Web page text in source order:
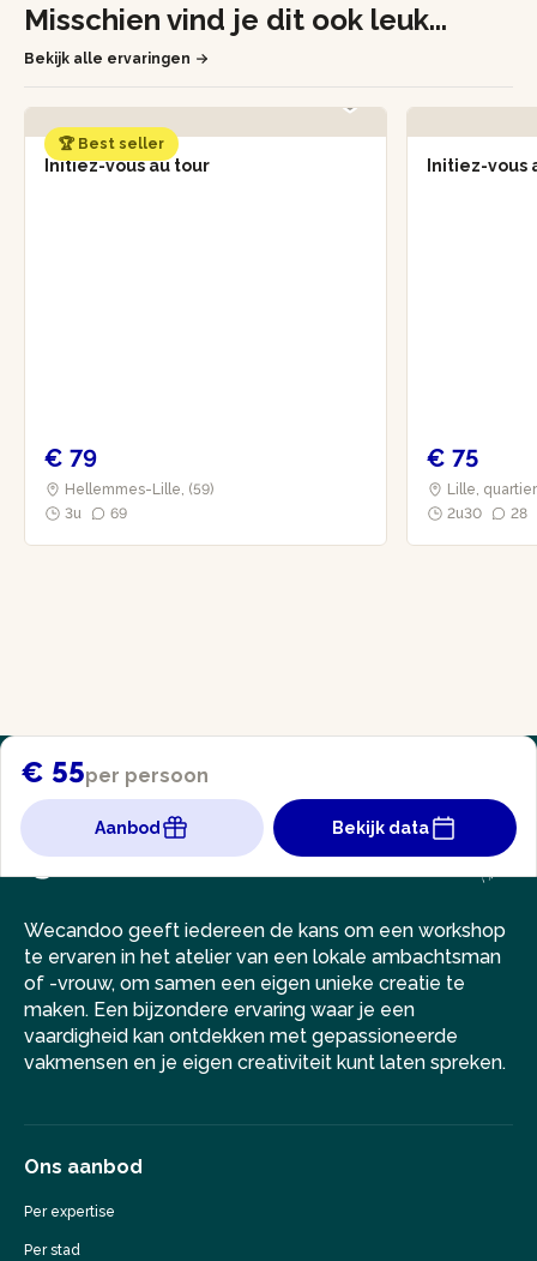
Misschien vind je dit ook leuk...
Bekijk alle ervaringen
🏆 Best seller
Initiez-vous au tour
€ 79
Hellemmes-Lille, (59)
3u
69
Initiez-vous
€ 75
Lille,
2u30
28
€ 55per persoon
Aanbod Bekijk data
Wecandoo geeft iedereen de kans om een workshop
te ervaren in het atelier van een lokale ambachtsman
of -vrouw, om samen een eigen unieke creatie te
maken. Een bijzondere ervaring waar je een
vaardigheid kan ontdekken met gepassioneerde
vakmensen en je eigen creativiteit kunt laten spreken.
Ons aanbod
Per expertise
Per stad